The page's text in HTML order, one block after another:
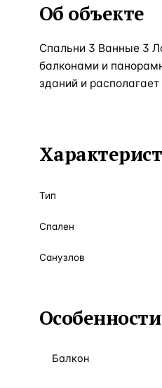
Об объекте
Спальни 3 Ванные 3
балконами и
зданий и
Тип
Спален
Санузлов
Особенности
Балкон